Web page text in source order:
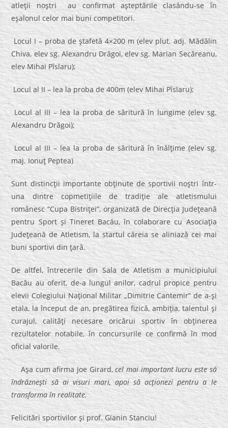
atleţii noştri au confirmat aşteptările clasându-se în
eşalonul celor mai buni competitori.
Locul I – proba de ştafetă 4×200 m (elev plut. adj. Mădălin
Chiva, elev sg. Alexandru Drăgoi, elev sg. Marian Secăreanu,
elev Mihai Pîslaru);
Locul al II – lea la proba de 400m (elev Mihai Pîslaru);
Locul al III – lea la proba de săritură în lungime (elev sg.
Alexandru Drăgoi);
Locul al III – lea la proba de săritură în înălţime (elev sg.
maj. Ionuţ Peptea)
Sunt distincţii importante obţinute de sportivii noştri într-
una dintre copmetiţiile de tradiţie ale atletismului
românesc “Cupa Bistriţei”, organizată de Direcţia Judeţeană
pentru Sport şi Tineret Bacău, în colaborare cu Asociaţia
Judeţeană de Atletism, la startul căreia se aliniază cei mai
buni sportivi din ţară.
De altfel, întrecerile din Sala de Atletism a municipiului
Bacău au oferit, de-a lungul anilor, cadrul propice pentru
elevii Colegiului Naţional Militar „Dimitrie Cantemir” de a-şi
etala, la început de an, pregătirea fizică, ambiţia, talentul şi
curajul, calităţi necesare oricărui sportiv în obţinerea
rezultatelor notabile, în concursurile ce confirmă în mod
oficial valorile.
Aşa cum afirma Joe Girard,cel mai important lucru este să
îndrăzneşti să ai visuri mari, apoi să acţionezi pentru a le
transforma în realitate.
Felicitări sportivilor şi prof. Gianin Stanciu!